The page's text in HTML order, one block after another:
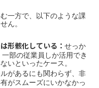
一方で、以下のような課
ん。
形骸化している： せっか
部の従業員しか活用でき
いといったケース。
があるにも関わらず、非
がスムーズにいかなかっ